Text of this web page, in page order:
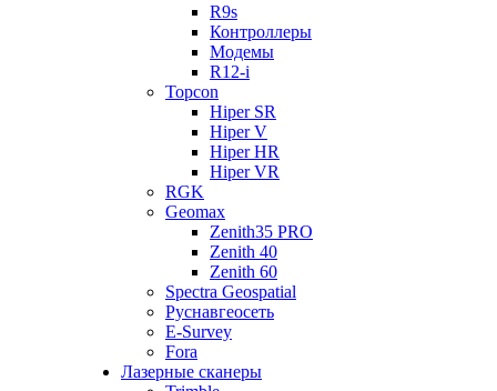
R9s
Контроллеры
Модемы
R12-i
Topcon
Hiper SR
Hiper V
Hiper HR
Hiper VR
RGK
Geomax
Zenith35 PRO
Zenith 40
Zenith 60
Spectra Geospatial
Руснавгеосеть
E-Survey
Fora
Лазерные сканеры